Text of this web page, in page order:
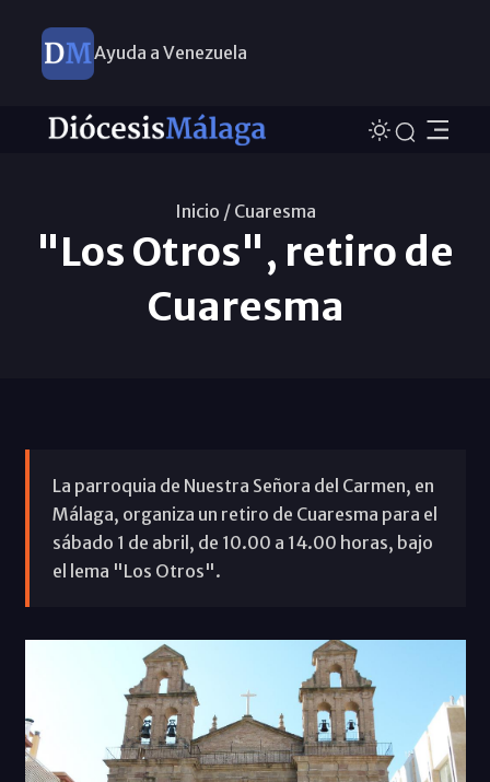
Ayuda a Venezuela
Inicio / Cuaresma
"Los Otros", retiro de
Cuaresma
La parroquia de Nuestra Señora del Carmen, en
Málaga, organiza un retiro de Cuaresma para el
sábado 1 de abril, de 10.00 a 14.00 horas, bajo
el lema "Los Otros".